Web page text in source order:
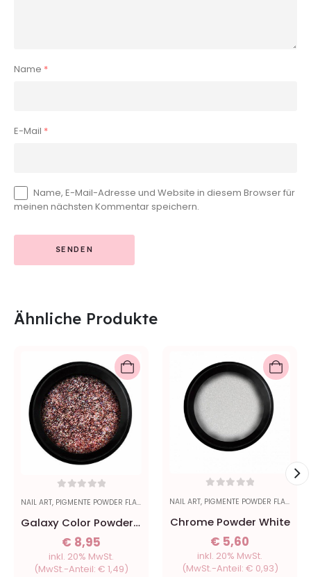
Name *
E-Mail *
Name, E-Mail-Adresse und Website in diesem Browser für
meinen nächsten Kommentar speichern.
Ähnliche Produkte
NAIL ART, PIGMENTE POWDER FLAKES
Galaxy Color Powder -
Rot
€ 8,95
inkl. 20% MwSt.
(MwSt.-Anteil: € 1,49)
NAIL ART, PIGMENTE POWDER FLAKES
Chrome Powder White
€ 5,60
inkl. 20% MwSt.
(MwSt.-Anteil: € 0,93)